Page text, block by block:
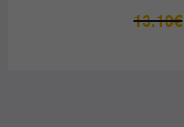
13.10€